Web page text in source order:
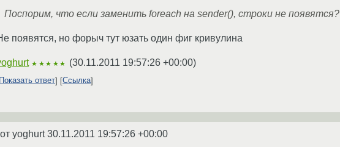
Поспорим, что если заменить foreach на sender(), строки не появятся?
появятся, но форыч тут юзать один фиг кривулина
★★★★★ (30.11.2011 19:57:26 +00:00)
Показать ответ Ссылка
от yoghurt30.11.2011 19:57:26 +00:00